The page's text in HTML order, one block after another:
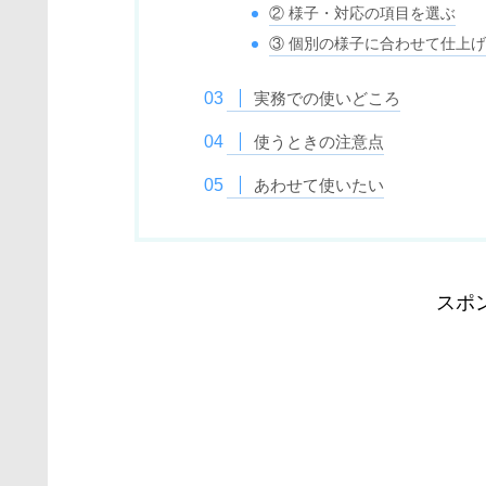
② 様子・対応の項目を選ぶ
③ 個別の様子に合わせて仕上
実務での使いどころ
使うときの注意点
あわせて使いたい
スポ